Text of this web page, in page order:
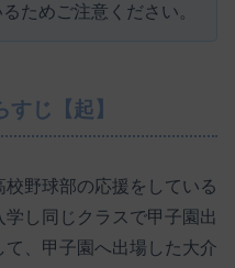
ためご注意ください。
じ【起】
野球部の応援をしている
し同じクラスで甲子園出
、甲子園へ出場した大介